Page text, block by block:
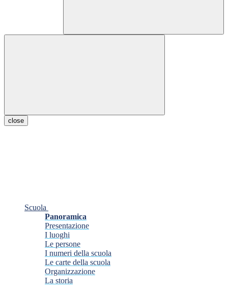
close
Scuola
Panoramica
Presentazione
I luoghi
Le persone
I numeri della scuola
Le carte della scuola
Organizzazione
La storia